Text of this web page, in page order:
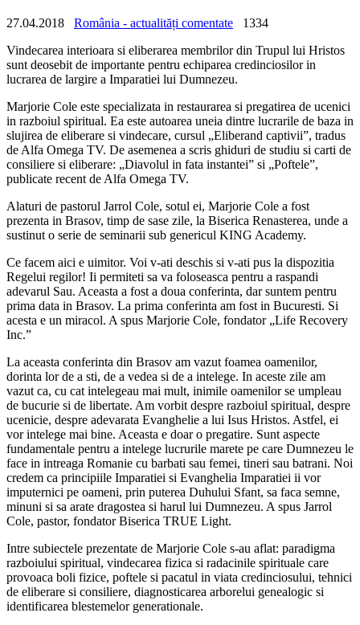
27.04.2018 România - actualități comentate
1334
Vindecarea interioara si eliberarea membrilor din Trupul lui Hristos
sunt deosebit de importante pentru echiparea credinciosilor in
lucrarea de largire a Imparatiei lui Dumnezeu.
Marjorie Cole este specializata in restaurarea si pregatirea de ucenici
in razboiul spiritual. Ea este autoarea uneia dintre lucrarile de baza in
slujirea de eliberare si vindecare, cursul „Eliberand captivii”, tradus
de Alfa Omega TV. De asemenea a scris ghiduri de studiu si carti de
consiliere si eliberare: „Diavolul in fata instantei” si „Poftele”,
publicate recent de Alfa Omega TV.
Alaturi de pastorul Jarrol Cole, sotul ei, Marjorie Cole a fost
prezenta in Brasov, timp de sase zile, la Biserica Renasterea, unde a
sustinut o serie de seminarii sub genericul KING Academy.
Ce facem aici e uimitor. Voi v-ati deschis si v-ati pus la dispozitia
Regelui regilor! Ii permiteti sa va foloseasca pentru a raspandi
adevarul Sau. Aceasta a fost a doua conferinta, dar suntem pentru
prima data in Brasov. La prima conferinta am fost in Bucuresti. Si
acesta e un miracol. A spus Marjorie Cole, fondator „Life Recovery
Inc.”
La aceasta conferinta din Brasov am vazut foamea oamenilor,
dorinta lor de a sti, de a vedea si de a intelege. In aceste zile am
vazut ca, cu cat intelegeau mai mult, inimile oamenilor se umpleau
de bucurie si de libertate. Am vorbit despre razboiul spiritual, despre
ucenicie, despre adevarata Evanghelie a lui Isus Hristos. Astfel, ei
vor intelege mai bine. Aceasta e doar o pregatire. Sunt aspecte
fundamentale pentru a intelege lucrurile marete pe care Dumnezeu le
face in intreaga Romanie cu barbati sau femei, tineri sau batrani. Noi
credem ca principiile Imparatiei si Evanghelia Imparatiei ii vor
imputernici pe oameni, prin puterea Duhului Sfant, sa faca semne,
minuni si sa arate dragostea si harul lui Dumnezeu. A spus Jarrol
Cole, pastor, fondator Biserica TRUE Light.
Intre subiectele prezentate de Marjorie Cole s-au aflat: paradigma
razboiului spiritual, vindecarea fizica si radacinile spirituale care
provoaca boli fizice, poftele si pacatul in viata credinciosului, tehnici
de eliberare si consiliere, diagnosticarea arborelui genealogic si
identificarea blestemelor generationale.